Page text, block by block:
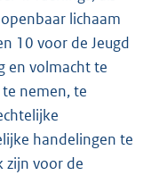
lichaam
10 voor de Jeugd
en volmacht te
nemen, te
handelingen te
zijn voor de